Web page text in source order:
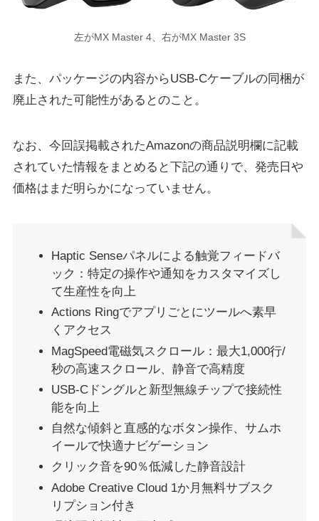
左がMX Master 4、右がMX Master 3S
また、パッケージの内容からUSB-Cケーブルの同梱が
廃止された可能性があるとのこと。
なお、今回誤掲載されたAmazonの商品説明欄に記載
されていた情報をまとめると下記の通りで、発売日や
価格はまだ明らかになっていません。
Haptic Senseパネルによる触覚フィードバ
ック：特定の操作や通知をカスタマイズし
て生産性を向上
Actions Ringでアプリごとにツールへ素早
くアクセス
MagSpeed電磁気スクロール：最大1,000行/
秒の高速スクロール、静音で高精度
USB-Cドングルと新型無線チップで接続性
能を向上
自然な傾斜と直感的なボタン操作、サムホ
イールで快適ナビゲーション
クリック音を90％低減した静音設計
Adobe Creative Cloud 1か月無料サブスク
リプション付き